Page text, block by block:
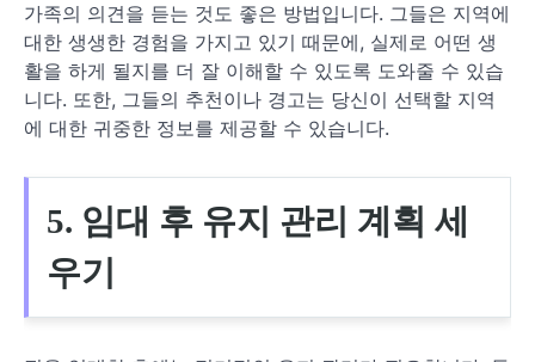
가족의 의견을 듣는 것도 좋은 방법입니다. 그들은 지역에
대한 생생한 경험을 가지고 있기 때문에, 실제로 어떤 생
활을 하게 될지를 더 잘 이해할 수 있도록 도와줄 수 있습
니다. 또한, 그들의 추천이나 경고는 당신이 선택할 지역
에 대한 귀중한 정보를 제공할 수 있습니다.
5. 임대 후 유지 관리 계획 세
우기